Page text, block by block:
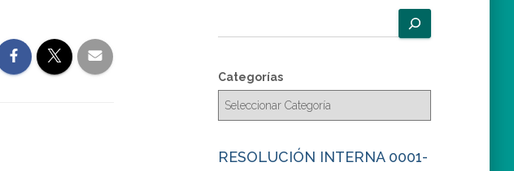
u
c
a
Categorías
RESOLUCIÓN INTERNA 0001-